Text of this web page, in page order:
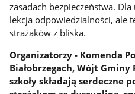
zasadach bezpieczeństwa.
lekcja odpowiedzialności, ale
strażaków z bliska.
Organizatorzy - Komenda
Białobrzegach, Wójt Gminy
szkoły składają serdeczne